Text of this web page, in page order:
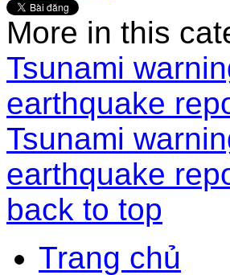
More in this
Tsunami
earthquake
Tsunami
earthquake
back to top
Trang chủ